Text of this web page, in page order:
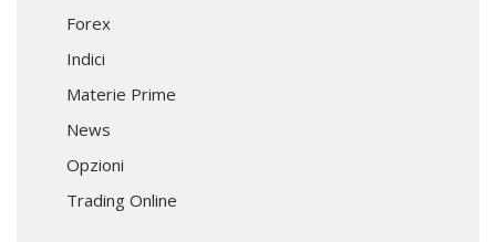
Forex
Indici
Materie Prime
News
Opzioni
Trading Online